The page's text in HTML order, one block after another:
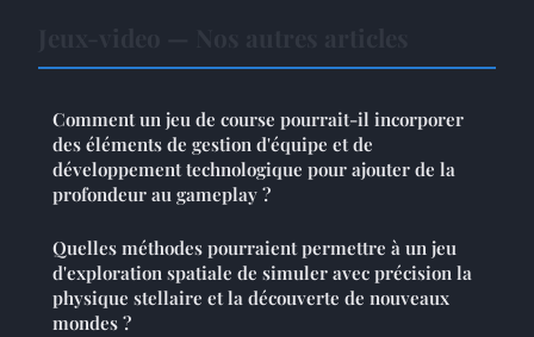
Comment un jeu de course pourrait-il incorporer
des éléments de gestion d'équipe et de
développement technologique pour ajouter de la
profondeur au gameplay ?
Quelles méthodes pourraient permettre à un jeu
d'exploration spatiale de simuler avec précision la
physique stellaire et la découverte de nouveaux
mondes ?